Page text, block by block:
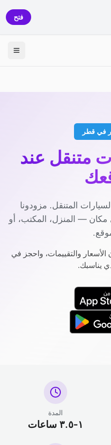
فتح
في قطر
متنقل عند
المتنقل. مزودونا
مكان — المنزل، المكتب، أو
والتقييمات، واحجز في
يناسبك.
المدة
١-٣.٥ ساعات